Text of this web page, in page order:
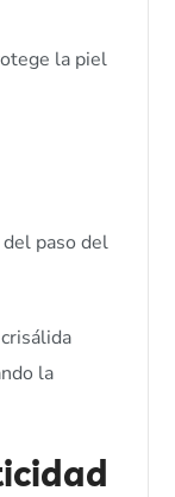
la piel
paso del
la